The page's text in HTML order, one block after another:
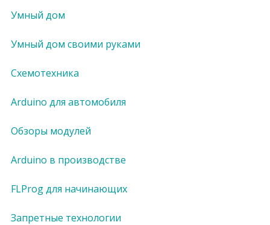
Умный дом
Умный дом своими руками
Схемотехника
Arduino для автомобиля
Обзоры модулей
Arduino в производстве
FLProg для начинающих
Запретные технологии